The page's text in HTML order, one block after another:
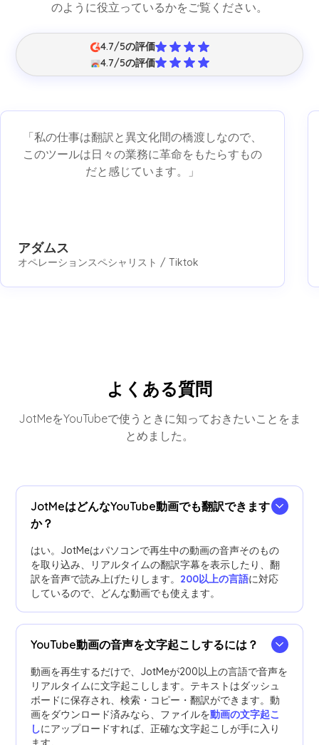
のように役立っているかをご覧ください。
4.7/5の評価
4.7/5の評価
「私の仕事は翻訳と異文化間の橋渡しなので、
このツールは日々の業務に革命をもたらすもの
だと感じています。」
アダムス
オペレーションスペシャリスト / Tiktok
よくある質問
JotMeをYouTubeで使うときに知っておきたいことをま
とめました。
JotMeはどんなYouTube動画でも翻訳できます
か？
はい。JotMeはパソコンで再生中の動画の音声そのもの
を取り込み、リアルタイムの翻訳字幕を表示したり、翻
訳を音声で読み上げたりします。 200以上の言語に対応
しているので、どんな動画でも使えます。
YouTube動画の音声を文字起こしするには？
動画を再生するだけで、JotMeが200以上の言語で音声を
リアルタイムに文字起こしします。テキストはダッシュ
ボードに保存され、検索・コピー・翻訳ができます。動
画をダウンロード済みなら、ファイルを動画の文字起こ
しにアップロードすれば、正確な文字起こしが手に入り